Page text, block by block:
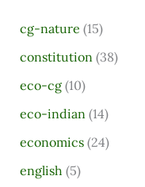
c
h
f
o
r
cg-nature (15)
constitution(38)
eco-cg(10)
eco-indian(14)
economics(24)
english (5)